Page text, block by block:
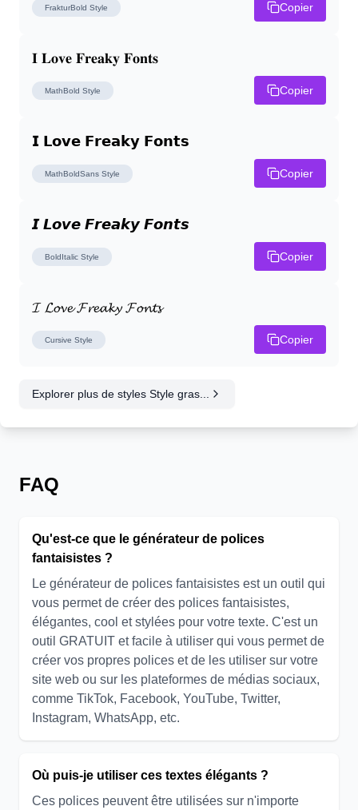
FrakturBold Style Copier
𝐈 𝐋𝐨𝐯𝐞 𝐅𝐫𝐞𝐚𝐤𝐲 𝐅𝐨𝐧𝐭𝐬
MathBold Style Copier
𝗜 𝗟𝗼𝘃𝗲 𝗙𝗿𝗲𝗮𝗸𝘆 𝗙𝗼𝗻𝘁𝘀
MathBoldSans Style Copier
𝙄 𝙇𝙤𝙫𝙚 𝙁𝙧𝙚𝙖𝙠𝙮 𝙁𝙤𝙣𝙩𝙨
BoldItalic Style Copier
𝓘 𝓛𝓸𝓿𝓮 𝓕𝓻𝓮𝓪𝓴𝔂 𝓕𝓸𝓷𝓽𝓼
Cursive Style Copier
Explorer plus de styles Style gras...
FAQ
Qu'est-ce que le générateur de polices
fantaisistes ?
Le générateur de polices fantaisistes est un outil qui
vous permet de créer des polices fantaisistes,
élégantes, cool et stylées pour votre texte. C'est un
outil GRATUIT et facile à utiliser qui vous permet de
créer vos propres polices et de les utiliser sur votre
site web ou sur les plateformes de médias sociaux,
comme TikTok, Facebook, YouTube, Twitter,
Instagram, WhatsApp, etc.
Où puis-je utiliser ces textes élégants ?
Ces polices peuvent être utilisées sur n'importe